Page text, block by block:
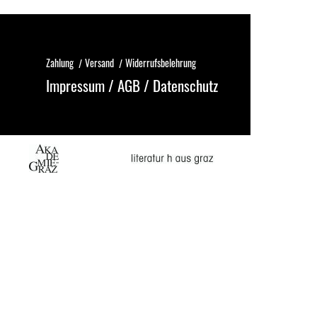
Zahlung Versand Widerrufsbelehrung
Impressum/ AGB/ Datenschutz